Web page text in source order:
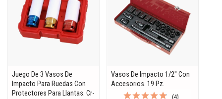
Juego De 3 Vasos De
Impacto Para Ruedas Con
Protectores Para Llantas. Cr-
Vasos De Impacto 1/2" Con
Accesorios. 19 Pz.
(4)